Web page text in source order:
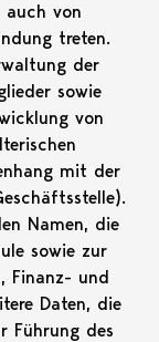
auch von
treten.
der
sowie
von
mit der
Namen, die
sowie zur
Finanz- und
Daten, die
Führung des